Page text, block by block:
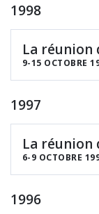
1998
La réunion
9-15 OCTOBRE
1997
La réunion
6-9 OCTOBRE
1996